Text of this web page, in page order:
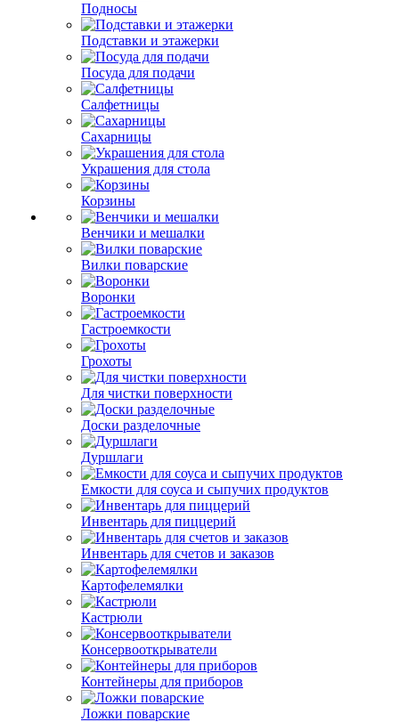
Подносы
Подставки и этажерки
Посуда для подачи
Салфетницы
Сахарницы
Украшения для стола
Корзины
Венчики и мешалки
Вилки поварские
Воронки
Гастроемкости
Грохоты
Для чистки поверхности
Доски разделочные
Дуршлаги
Емкости для соуса и сыпучих продуктов
Инвентарь для пиццерий
Инвентарь для счетов и заказов
Картофелемялки
Кастрюли
Консервооткрыватели
Контейнеры для приборов
Ложки поварские